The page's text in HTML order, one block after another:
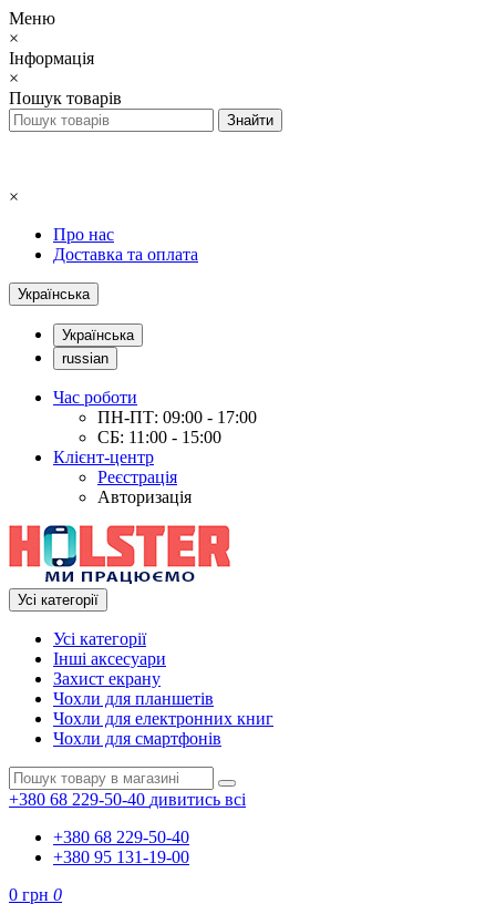
Меню
×
Інформація
×
Пошук товарів
×
Про нас
Доставка та оплата
Українська
Українська
russian
Час роботи
ПН-ПТ: 09:00 - 17:00
СБ: 11:00 - 15:00
Клієнт-центр
Реєстрація
Авторизація
Усі категорії
Усі категорії
Інші аксесуари
Захист екрану
Чохли для планшетів
Чохли для електронних книг
Чохли для смартфонів
+380 68 229-50-40 дивитись всі
+380 68 229-50-40
+380 95 131-19-00
0 грн 0